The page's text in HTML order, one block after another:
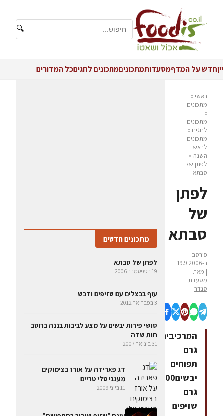
🔍
ייןחדש על המדףמסעדותמתכוניםמתכונים לחגיםכל המדורים
ראשי »
מתכונים
»
מתכונים
לחגים »
מתכונים
לראש
השנה »
לפתן של
סבתא
לפתן
של
סבתא
פורסם
ב-19.9.2006
| מאת:
מסעדת
סנדר
המרכיבים100
גרם
תפוחים
יבשים100
גרם
שזיפים
מתכונים חדשים
לפתן של סבתא
19 בספטמבר 2006
עוף בבצלים עם שזיפים ודבש
3 בפברואר 2012
סושי פירות יבשים על מצע לביבות בננה ברוטב
תות שדה
31 בינואר 2007
דג פארידה על אורז בצימוקים
מענבי טלי טריים
11 ביוני 2009